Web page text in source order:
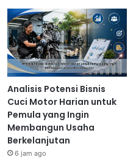
Analisis Potensi Bisnis
Cuci Motor Harian untuk
Pemula yang Ingin
Membangun Usaha
Berkelanjutan
6 jam ago